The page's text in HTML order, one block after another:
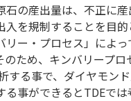
石の産出量は、不正に
入を規制することを目
リー・プロセス」によ
のため、キンバリープ
する事で、ダイヤモン
る事ができるとTDEでは